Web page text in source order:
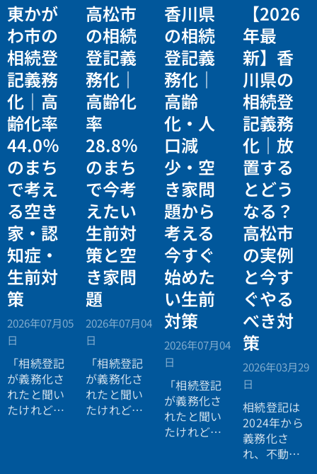
東かが
わ市の
相続登
記義務
化｜高
齢化率
44.0％
のまち
で考え
る空き
家・認
知症・
生前対
策
2026年07月05
日
「相続登記
が義務化さ
れたと聞い
たけれど、
高松市
の相続
登記義
務化｜
高齢化
率
28.8％
のまち
で今考
えたい
生前対
策と空
き家問
題
2026年07月04
日
「相続登記
が義務化さ
れたと聞い
たけれど、
香川県
の相続
登記義
務化｜
高齢
化・人
口減
少・空
き家問
題から
考える
今すぐ
始めた
い生前
対策
2026年07月04
日
「相続登記
が義務化さ
れたと聞い
たけれど、
【2026
年最
新】香
川県の
相続登
記義務
化｜放
置する
とどう
なる？
高松市
の実例
と今す
ぐやる
べき対
策
2026年03月29
日
相続登記は
2024年から
義務化さ
れ、不動産